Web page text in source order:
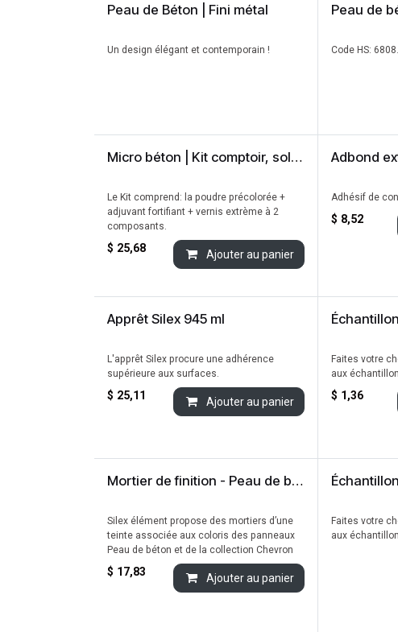
Peau de Béton | Fini métal
Un design élégant et contemporain !
Peau de
Code HS:
Micro béton | Kit comptoir, sol et douche
Le Kit comprend: la poudre précolorée +
adjuvant fortifiant + vernis extrème à 2
composants.
$ 25,68 Ajouter au panier
Adbond
Adhésif de
$ 8,52
Apprêt Silex 945 ml
L'apprêt Silex procure une adhérence
supérieure aux surfaces.
$ 25,11 Ajouter au panier
Faites votre
aux
$ 1,36
Mortier de finition - Peau de béton & Chevrons
Silex élément propose des mortiers d’une
teinte associée aux coloris des panneaux
Peau de béton et de la collection Chevron
$ 17,83 Ajouter au panier
Faites votre
aux